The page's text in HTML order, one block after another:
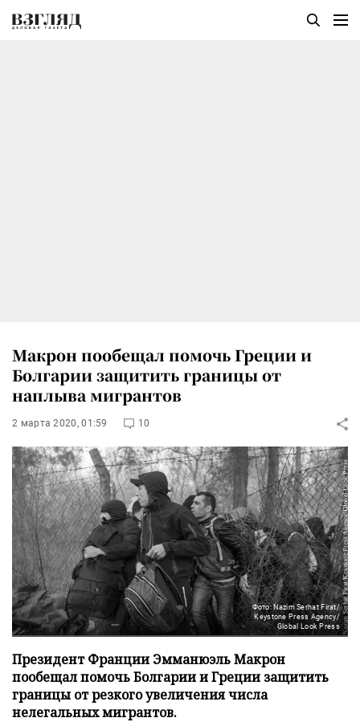
Макрон пообещал помочь Греции и
Болгарии защитить границы от
наплыва мигрантов
2 марта 2020, 01:59 10
Фото: Nazim Serhat Firat/
Keystone Press Agency/
Global Look Press
Президент Франции Эмманюэль Макрон
пообещал помочь Болгарии и Греции защитить
границы от резкого увеличения числа
нелегальных мигрантов.